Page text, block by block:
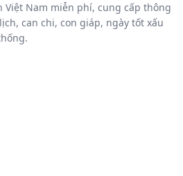
Việt Nam miễn phí, cung cấp thông
can chi, con giáp, ngày tốt xấu